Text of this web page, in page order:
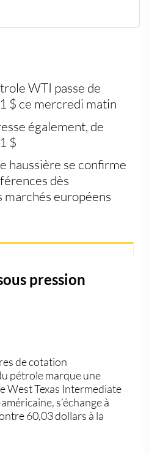
WTI passe de
$ ce mercredi matin
également, de
$
haussière se confirme
dès
marchés européens
pression
de cotation
pétrolemarque une
West Texas Intermediate
s’échange à
60,03 dollars à la